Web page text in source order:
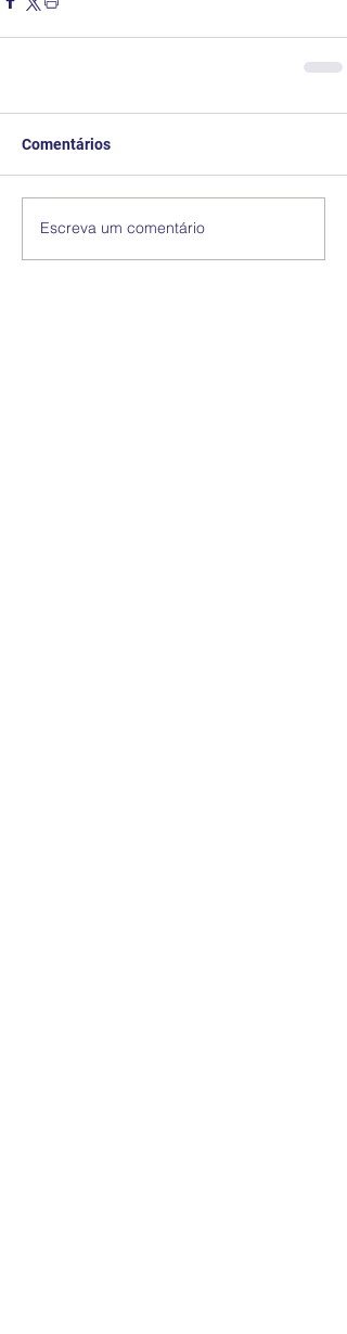
Comentários
Escreva um comentário